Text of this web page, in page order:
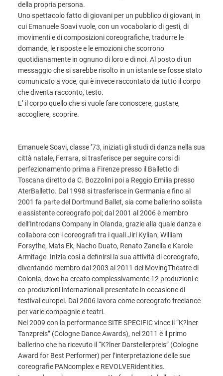
della propria persona.
Uno spettacolo fatto di giovani per un pubblico di giovani, in
cui Emanuele Soavi vuole, con un vocabolario di gesti, di
movimenti e di composizioni coreografiche, tradurre le
domande, le risposte e le emozioni che scorrono
quotidianamente in ognuno di loro e di noi. Al posto di un
messaggio che si sarebbe risolto in un istante se fosse stato
comunicato a voce, qui è invece raccontato da tutto il corpo
che diventa racconto, testo.
E’ il corpo quello che si vuole fare conoscere, gustare,
accogliere, scoprire.
Emanuele Soavi, classe ’73, iniziati gli studi di danza nella sua
città natale, Ferrara, si trasferisce per seguire corsi di
perfezionamento prima a Firenze presso il Balletto di
Toscana diretto da C. Bozzolini poi a Reggio Emilia presso
AterBalletto. Dal 1998 si trasferisce in Germania e fino al
2001 fa parte del Dortmund Ballet, sia come ballerino solista
e assistente coreografo poi; dal 2001 al 2006 è membro
dell’Introdans Company in Olanda, grazie alla quale danza e
collabora con i coreografi tra i quali Jiri Kylian, William
Forsythe, Mats Ek, Nacho Duato, Renato Zanella e Karole
Armitage. Inizia così a definirsi la sua attività di coreografo,
diventando membro dal 2003 al 2011 del MovingTheatre di
Colonia, dove ha creato complessivamente 12 produzioni e
co-produzioni internazionali presentate in occasione di
festival europei. Dal 2006 lavora come coreografo freelance
per varie compagnie e teatri.
Nel 2009 con la performance SITE SPECIFIC vince il “K?lner
Tanzpreis” (Cologne Dance Awards), nel 2011 è il primo
ballerino che ha ricevuto il “K?lner Darstellerpreis” (Cologne
Award for Best Performer) per l’interpretazione delle sue
coreografie PANcomplex e REVOLVERidentities.